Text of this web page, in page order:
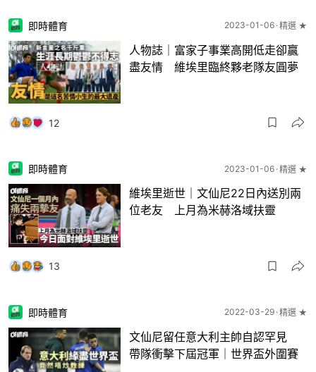
即時體育 2023-01-06 精選 ★
人物誌｜富家子事業高開低走卻贏
盡友情 維埃里臨終夥老隊友圓夢
12
即時體育 2023-01-06 精選 ★
維埃里逝世｜文仙尼22日內送別兩
位老友 上月為米赫洛域扶靈
13
即時體育 2022-03-29 精選 ★
文仙尼留任意大利主帥自認罕見
帶隊衝擊下屆冠軍｜世界盃外圍賽